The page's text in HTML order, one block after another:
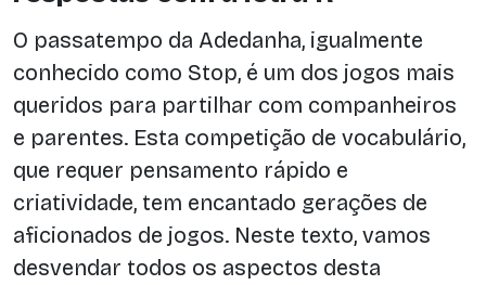
O passatempo da Adedanha, igualmente
conhecido como Stop, é um dos jogos mais
queridos para partilhar com companheiros
e parentes. Esta competição de vocabulário,
que requer pensamento rápido e
criatividade, tem encantado gerações de
aficionados de jogos. Neste texto, vamos
desvendar todos os aspectos desta